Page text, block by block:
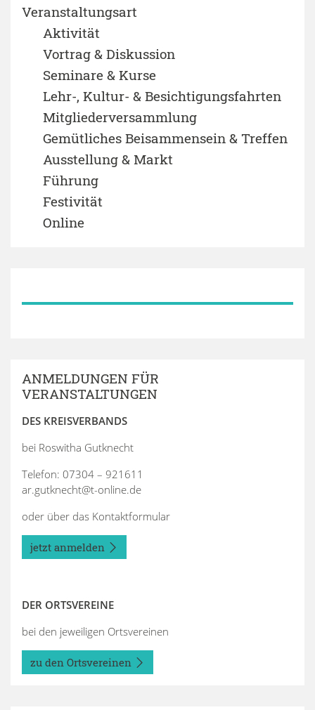
Veranstaltungsart
Aktivität
Vortrag & Diskussion
Seminare & Kurse
Lehr-, Kultur- & Besichtigungsfahrten
Mitgliederversammlung
Gemütliches Beisammensein & Treffen
Ausstellung & Markt
Führung
Festivität
Online
ANMELDUNGEN FÜR
VERANSTALTUNGEN
DES KREISVERBANDS
bei Roswitha Gutknecht
Telefon: 07304 – 921611
ar.gutknecht@t-online.de
oder über das Kontaktformular
jetzt anmelden
DER ORTSVEREINE
bei den jeweiligen Ortsvereinen
zu den Ortsvereinen